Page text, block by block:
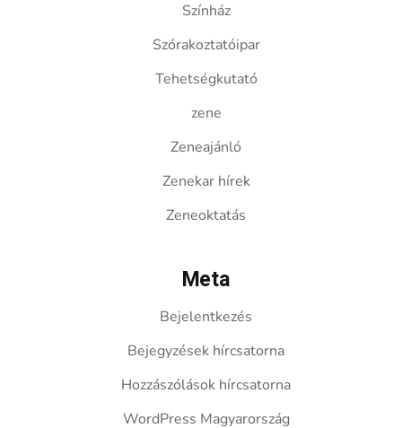
Színház
Szórakoztatóipar
Tehetségkutató
zene
Zeneajánló
Zenekar hírek
Zeneoktatás
Meta
Bejelentkezés
Bejegyzések hírcsatorna
Hozzászólások hírcsatorna
WordPress Magyarország